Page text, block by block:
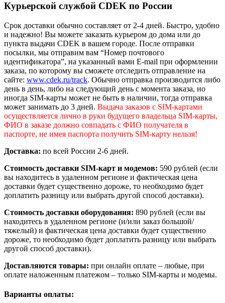
Курьерской службой CDEK по России
Срок доставки обычно составляет от 2-4 дней. Быстро, удобно
и надежно! Вы можете заказать курьером до дома или до
пункта выдачи CDEK в вашем городе. После отправки
посылки, мы отправим вам “Номер почтового
идентификатора”, на указанный вами E-mail при оформлении
заказа, по которому вы сможете отследить отправление на
сайте: www.cdek.ru/track. Обычно отправка производится либо
день в день, либо на следующий день с момента заказа, но
иногда SIM-карты может не быть в наличии, тогда отправка
может занимать до 3 дней. Выдача заказов c SIM-картами
осуществляется лично в руки будущего владельца SIM-карты,
ФИО в заказе должно совпадать с ФИО получателя в
паспорте, не имея паспорта получить SIM-карту нельзя!
Доставка: по всей России 2-6 дней.
Стоимость доставки SIM-карт и модемов: 590 рублей (если
вы находитесь в удаленном регионе и фактическая цена
доставки будет существенно дороже, то необходимо будет
доплатить разницу или выбрать другой способ доставки).
Стоимость доставки оборудования: 890 рублей (если вы
находитесь в удаленном регионе (и/или заказ большой/
тяжелый) и фактическая цена доставки будет существенно
дороже, то необходимо будет доплатить разницу или выбрать
другой способ доставки).
Доставляются товары: при онлайн оплате – любые, при
оплате наложенным платежом – только SIM-карты и модемы.
Варианты оплаты: